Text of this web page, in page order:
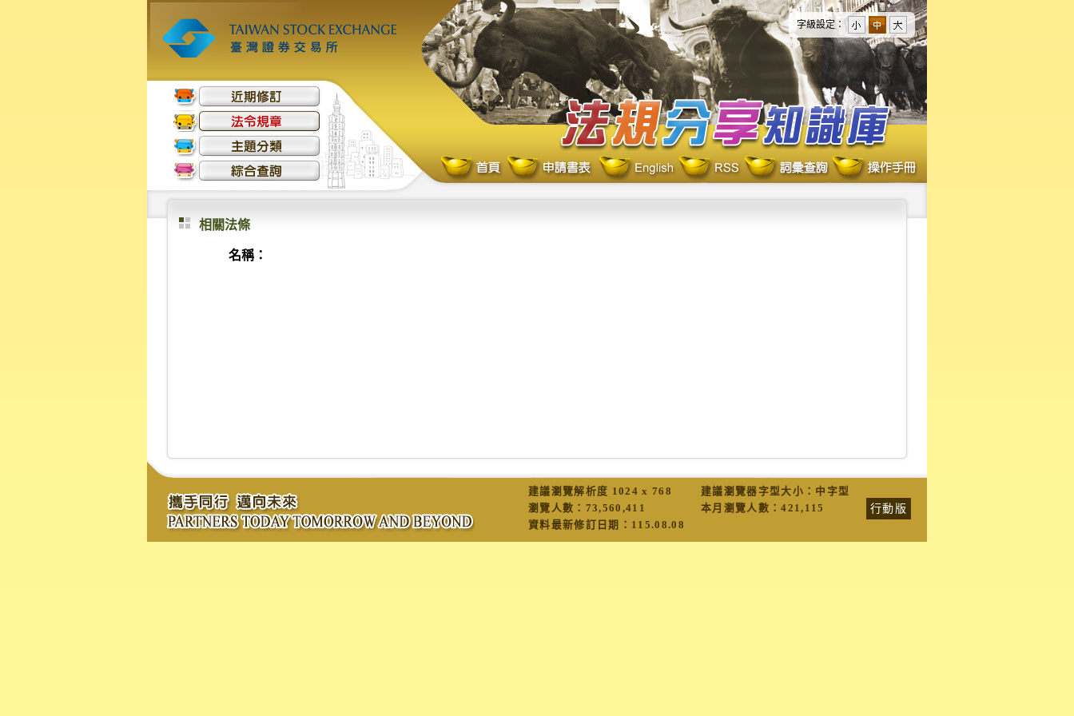
字級設定：
相關法條
名稱：
建議瀏覽解析度 1024 x 768 建議瀏覽器字型大小：中字型
行動版
瀏覽人數： 73,560,411 本月瀏覽人數：421,115
資料最新修訂日期： 115.08.08